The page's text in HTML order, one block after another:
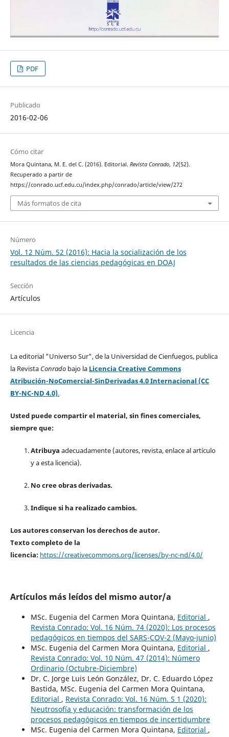
PDF
Publicado
2016-02-06
Cómo citar
Mora Quintana, M. E. del C. (2016). Editorial. Revista Conrado, 12(52).
Recuperado a partir de
https://conrado.ucf.edu.cu/index.php/conrado/article/view/272
Más formatos de cita
Número
Vol. 12 Núm. 52 (2016): Hacia la socialización de los
resultados de las ciencias pedagógicas en DOAJ
Sección
Artículos
Licencia
La editorial "Universo Sur", de la Universidad de Cienfuegos, publica
la Revista Conradobajo la Licencia Creative Commons
Atribución-NoComercial-SinDerivadas 4.0 Internacional (CC
BY-NC-ND 4.0).
Usted puede compartir el material, sin fines comerciales,
siempre que:
Atribuya adecuadamente (autores, revista, enlace al artículo
y a esta licencia).
No cree obras derivadas.
Indique si ha realizado cambios.
Los autores conservan los derechos de autor.
Texto completo de la
licencia: https://creativecommons.org/licenses/by-nc-nd/4.0/
Artículos más leídos del mismo autor/a
MSc. Eugenia del Carmen Mora Quintana, Editorial ,
Revista Conrado: Vol. 16 Núm. 74 (2020): Los procesos
pedagógicos en tiempos del SARS-COV-2 (Mayo-junio)
MSc. Eugenia del Carmen Mora Quintana, Editorial ,
Revista Conrado: Vol. 10 Núm. 47 (2014): Número
Ordinario (Octubre-Diciembre)
Dr. C. Jorge Luis León González, Dr. C. Eduardo López
Bastida, MSc. Eugenia del Carmen Mora Quintana,
Editorial , Revista Conrado: Vol. 16 Núm. S 1 (2020):
Neutrosofía y educación: transformación de los
procesos pedagógicos en tiempos de incertidumbre
MSc. Eugenia del Carmen Mora Quintana, Editorial ,